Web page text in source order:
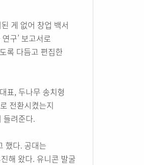
게 없어 창업 백서
구’ 보고서로
록 다듬고 편집한
표, 두나무 송치형
전환시켰는지
들려준다.
했다. 공대는
해 왔다. 유니콘 발굴